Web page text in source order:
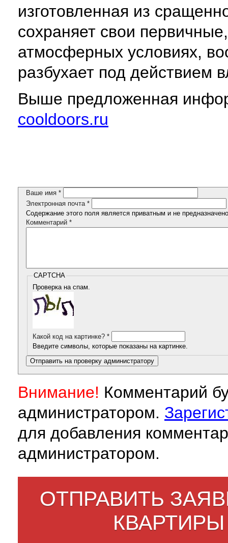
изготовленная из
сохраняет свои
атмосферных условиях,
разбухает под действием
Выше предложенная
cooldoors.ru
Ваше имя *
Электронная почта *
Содержание этого поля является приватным и не
Комментарий *
CAPTCHA
Проверка на спам.
Какой код на картинке? *
Введите символы, которые показаны на картинке.
Внимание! Комментарий
администратором.
для добавления
администратором.
ОТПРАВИТЬ